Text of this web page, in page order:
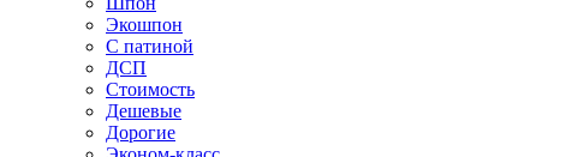
Экошпон
С патиной
ДСП
Стоимость
Дешевые
Дорогие